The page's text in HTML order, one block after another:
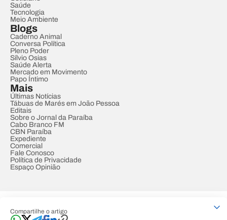
Compartilhe o artigo
Saúde
Tecnologia
Meio Ambiente
Blogs
Caderno Animal
Conversa Política
Pleno Poder
Sílvio Osias
Saúde Alerta
Mercado em Movimento
Papo Íntimo
Mais
Últimas Notícias
Tábuas de Marés em João Pessoa
Editais
Sobre o Jornal da Paraíba
Cabo Branco FM
CBN Paraíba
Expediente
Comercial
Fale Conosco
Política de Privacidade
Espaço Opinião